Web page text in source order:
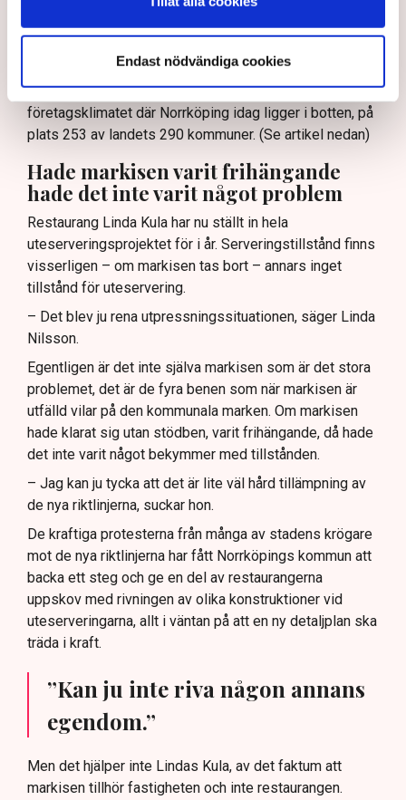
Endast nödvändiga cookies
ser på oss, säger Linda Nilsson och hänvisar till
Svenskt Näringslivs ranking av det lokala
företagsklimatet där Norrköping idag ligger i botten, på
plats 253 av landets 290 kommuner. (Se artikel nedan)
Hade markisen varit frihängande
hade det inte varit något problem
Restaurang Linda Kula har nu ställt in hela
uteserveringsprojektet för i år. Serveringstillstånd finns
visserligen – om markisen tas bort – annars inget
tillstånd för uteservering.
– Det blev ju rena utpressningssituationen, säger Linda
Nilsson.
Egentligen är det inte själva markisen som är det stora
problemet, det är de fyra benen som när markisen är
utfälld vilar på den kommunala marken. Om markisen
hade klarat sig utan stödben, varit frihängande, då hade
det inte varit något bekymmer med tillstånden.
– Jag kan ju tycka att det är lite väl hård tillämpning av
de nya riktlinjerna, suckar hon.
De kraftiga protesterna från många av stadens krögare
mot de nya riktlinjerna har fått Norrköpings kommun att
backa ett steg och ge en del av restaurangerna
uppskov med rivningen av olika konstruktioner vid
uteserveringarna, allt i väntan på att en ny detaljplan ska
träda i kraft.
”Kan ju inte riva någon annans
egendom.”
Men det hjälper inte Lindas Kula, av det faktum att
markisen tillhör fastigheten och inte restaurangen.